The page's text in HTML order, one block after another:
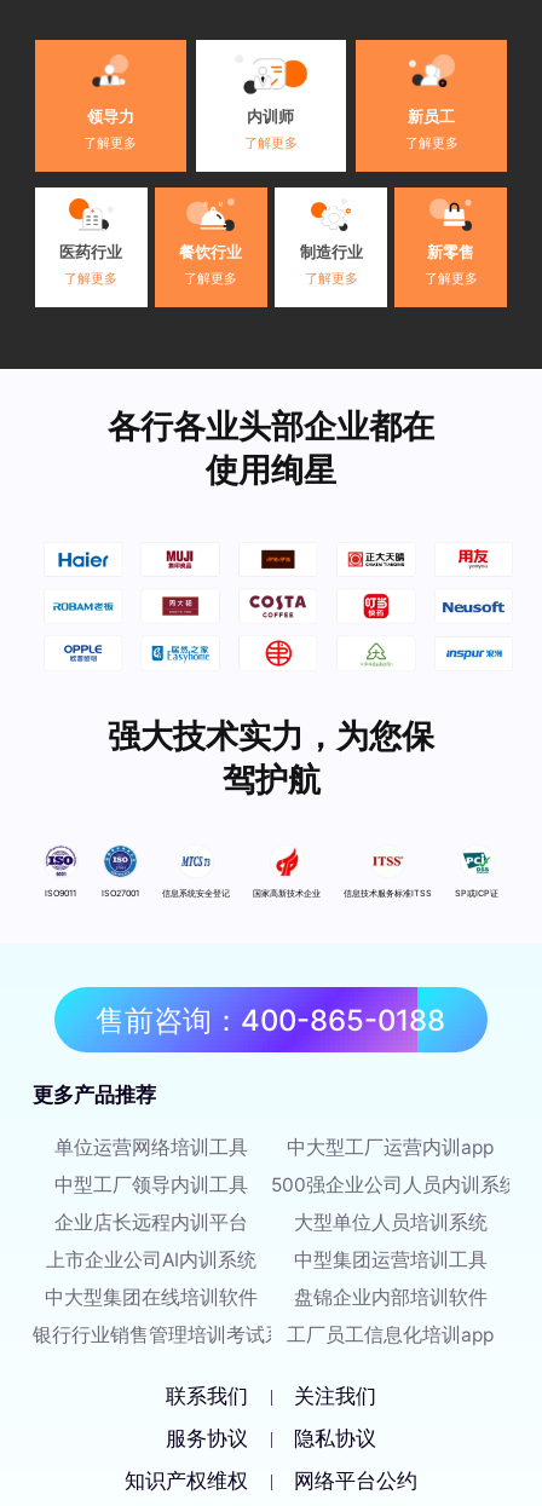
领导力
了解更多
内训师
了解更多
新员工
了解更多
医药行业
了解更多
餐饮行业
了解更多
制造行业
了解更多
新零售
了解更多
各行各业头部企业都在
使用绚星
强大技术实力，为您保
驾护航
ISO9011 ISO27001 信息系统安全登记 国家高新技术企业 信息技术服务标准ITSS SP或ICP证
售前咨询：400-865-0188
更多产品推荐
单位运营网络培训工具
中大型工厂运营内训app
中型工厂领导内训工具
500强企业公司人员内训系统
企业店长远程内训平台
大型单位人员培训系统
上市企业公司AI内训系统
中型集团运营培训工具
中大型集团在线培训软件
盘锦企业内部培训软件
银行行业销售管理培训考试系统工厂员工信息化培训app
联系我们 |
关注我们
服务协议
|
隐私协议
知识产权维权
| 网络平台公约